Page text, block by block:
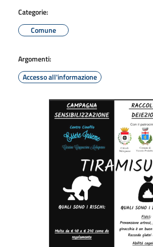
Categorie:
Comune
Argomenti:
Accesso all'informazione